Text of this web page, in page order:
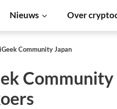
Nieuws Over
Community Japan
Community